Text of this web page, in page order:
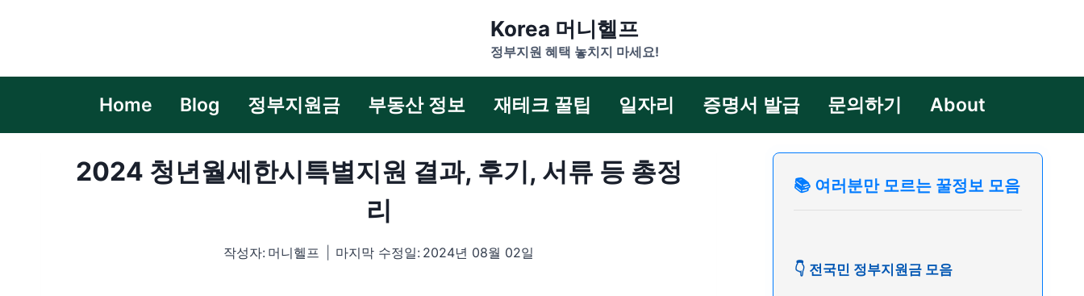
Korea 머니헬프
정부지원 혜택 놓치지 마세요!
Home Blog 정부지원금 부동산 정보 재테크 꿀팁 일자리 증명서 발급 문의하기 About
2024 청년월세한시특별지원 결과, 후기, 서류 등 총정
리
작성자: 머니헬프 마지막 수정일: 2024년 08월 02일
📚 여러분만 모르는 꿀정보 모음
👇 전국민 정부지원금 모음